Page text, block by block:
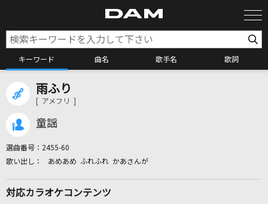
キーワード 曲名 歌手名 歌詞
雨ふり
[ アメフリ ]
童謡
選曲番号： 2455-60
あめあめ ふれふれ かあさんが
対応カラオケコンテンツ